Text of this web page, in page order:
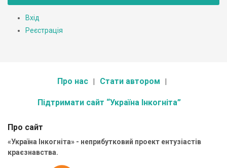
Вхід
Реєстрація
Про нас Стати автором
Підтримати сайт “Україна Інкогніта”
Про сайт
«Україна Інкогніта» - неприбутковий проект ентузіастів
краєзнавства.